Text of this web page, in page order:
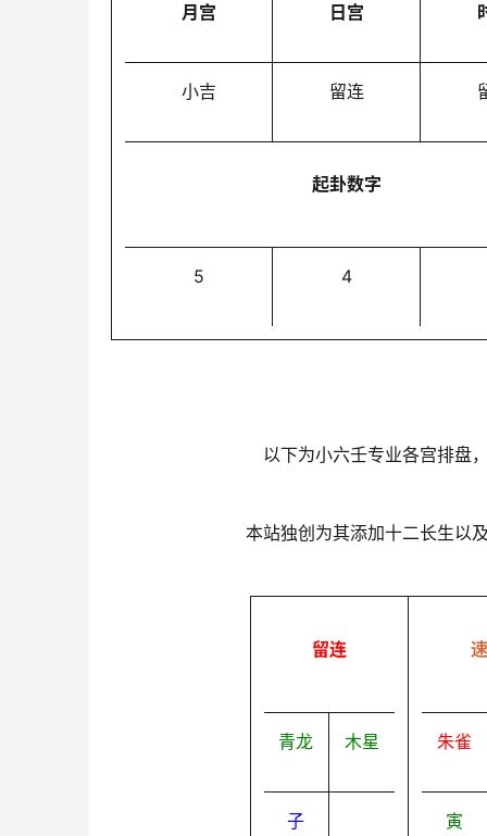
月宫 日宫
小吉 留连
起卦数字
5 4
以下为小六壬专业各宫排盘
本站独创为其添加十二长生以
留连
青龙 木星
子
朱雀
寅